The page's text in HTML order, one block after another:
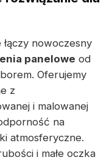
nowoczesny
panelowe od
Oferujemy
z
i malowanej
na
atmosferyczne.
i małe oczka